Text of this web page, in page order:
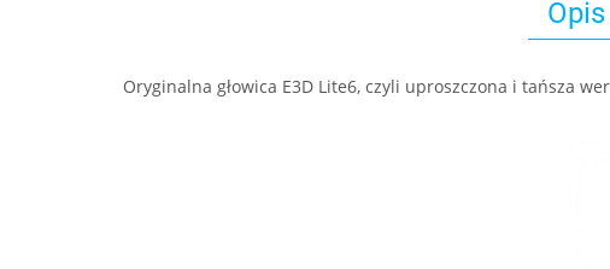
Opis
Oryginalna głowica E3D Lite6, czyli uproszczona i tańsza